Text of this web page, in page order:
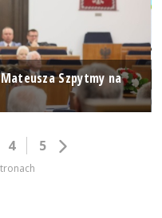
Szpytmy na
4 5